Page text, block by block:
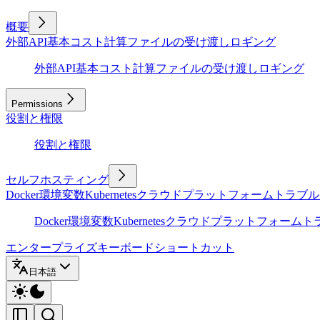
概要
外部API基本コスト計算ファイルの受け渡し ロギング
外部API基本コスト計算ファイルの受け渡し ロギング
Permissions
役割と権限
役割と権限
セルフホスティング
Docker環境変数Kubernetesクラウドプラットフォーム トラブ
Docker環境変数Kubernetesクラウドプラットフォーム ト
エンタープライズキーボードショートカット
日本語